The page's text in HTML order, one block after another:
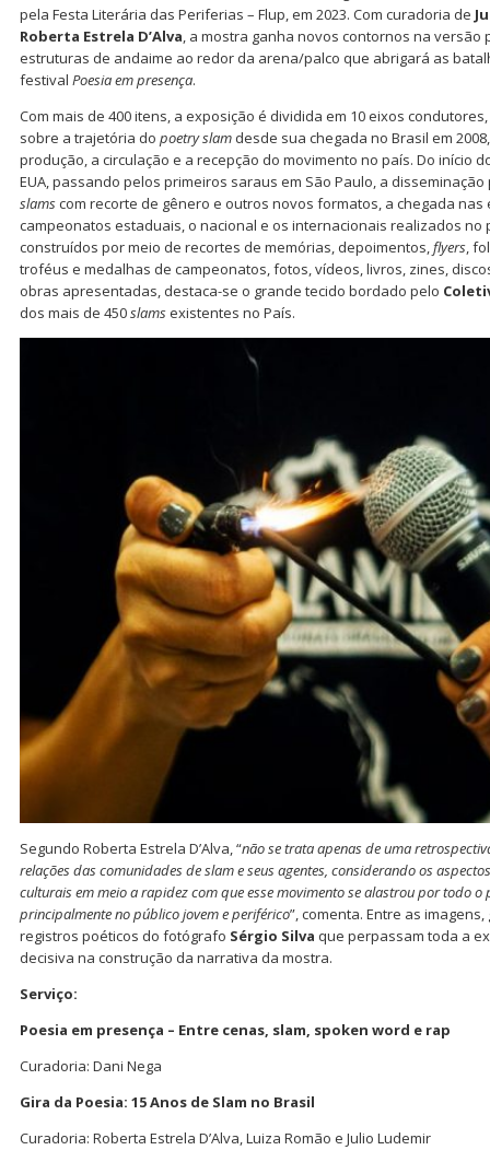
pela Festa Literária das Periferias – Flup, em 2023. Com curadoria de
Roberta Estrela D’Alva, a mostra ganha novos contornos na
estruturas de andaime ao redor da arena/palco que abrigará as
festival Poesia empresença.
Com mais de 400 itens, a exposição é dividida em 10 eixos
sobre a trajetória do poetry slam desde sua chegada no Brasil em
produção, a circulação e a recepção do movimento no país. Do início
EUA, passando pelos primeiros saraus em São Paulo, a
slamscom recorte de gênero e outros novos formatos, a chegada
campeonatos estaduais, o nacional e os internacionais realizados no
construídos por meio de recortes de memórias, depoimentos,flyers,
troféus e medalhas de campeonatos, fotos, vídeos, livros, zines,
obras apresentadas, destaca-se o grande tecido bordado pelo
dos mais de 450slamsexistentes no País.
Segundo Roberta Estrela D’Alva, “não se trata apenas de uma
relações das comunidades de slam e seus agentes, considerando os
culturais em meio a rapidez com que esse movimento se alastrou por todo
principalmente no público jovem e periférico”, comenta. Entre as
registros poéticos do fotógrafo Sérgio Silva que perpassam toda a
decisiva na construção da narrativa da mostra.
Serviço:
Poesia em presença – Entre cenas, slam, spoken word e rap
Curadoria: Dani Nega
Gira da Poesia: 15 Anos de Slam no Brasil
Curadoria: Roberta Estrela D’Alva, Luiza Romão e Julio Ludemir